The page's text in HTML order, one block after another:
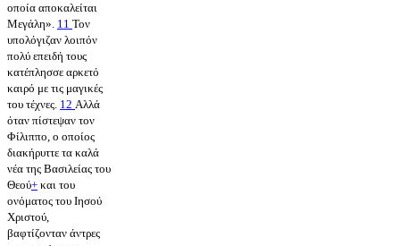
οποία αποκαλείται
Μεγάλη». 11 Τον
υπολόγιζαν λοιπόν
πολύ επειδή τους
κατέπλησσε αρκετό
καιρό με τις μαγικές
του τέχνες. 12 Αλλά
όταν πίστεψαν τον
Φίλιππο, ο οποίος
διακήρυττε τα καλά
νέα της Βασιλείας του
Θεού+ και του
ονόματος του Ιησού
Χριστού,
βαφτίζονταν άντρες